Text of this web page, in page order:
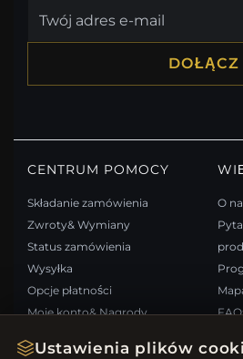
Ustawienia plików
DOŁĄCZ
CENTRUM POMOCY
Składanie zamówienia
Zwroty& Wymiany
Status zamówienia
Wysyłka
Opcje płatności
Moje konto& Nagrody
O